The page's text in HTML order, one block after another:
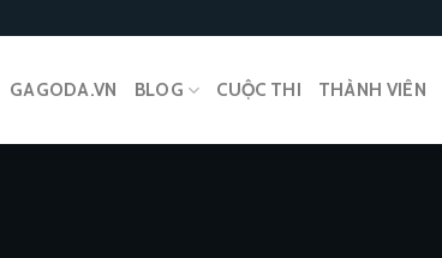
GAGODA.VN BLOG CUỘC THI THÀNH VIÊN